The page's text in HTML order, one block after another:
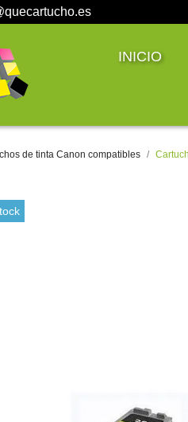
INICIO
de tinta Canon compatibles